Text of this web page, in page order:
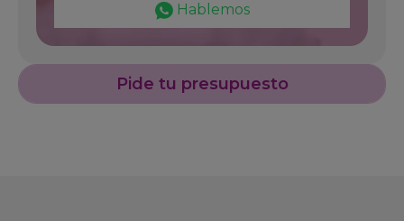
Hablemos
Pide tu presupuesto